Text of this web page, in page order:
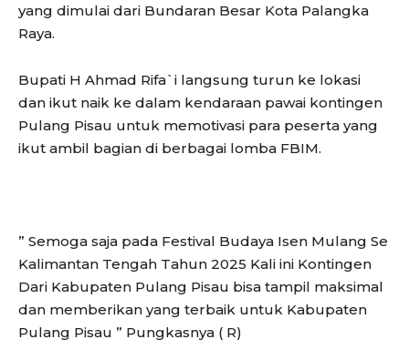
yang dimulai dari Bundaran Besar Kota Palangka
Raya.
Bupati H Ahmad Rifa`i langsung turun ke lokasi
dan ikut naik ke dalam kendaraan pawai kontingen
Pulang Pisau untuk memotivasi para peserta yang
ikut ambil bagian di berbagai lomba FBIM.
” Semoga saja pada Festival Budaya Isen Mulang Se
Kalimantan Tengah Tahun 2025 Kali ini Kontingen
Dari Kabupaten Pulang Pisau bisa tampil maksimal
dan memberikan yang terbaik untuk Kabupaten
Pulang Pisau ” Pungkasnya ( R)